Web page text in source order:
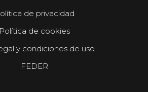
de privacidad
Política de cookies
y condiciones de uso
FEDER